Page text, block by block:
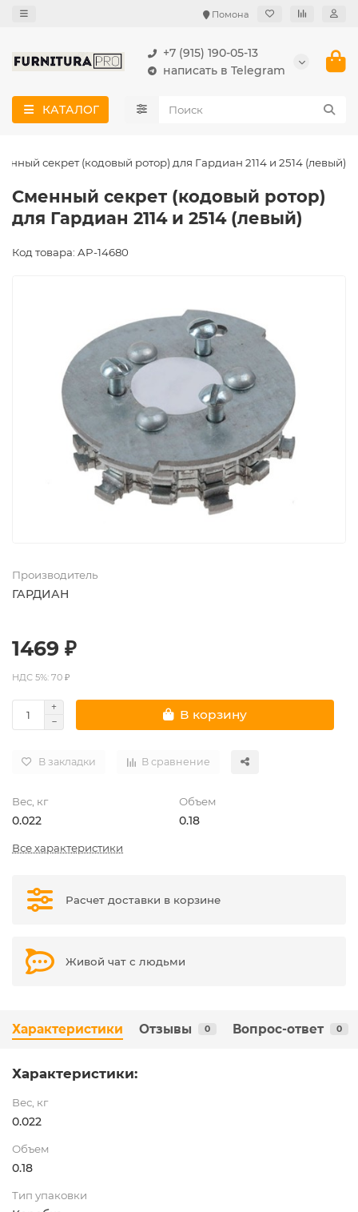
Помона
+7 (915) 190-05-13
написать в Telegram
КАТАЛОГ
секрет (кодовый ротор) для Гардиан 2114 и 2514 (левый)
Сменный секрет (кодовый ротор)
для Гардиан 2114 и 2514 (левый)
Код товара: AP-14680
Производитель
ГАРДИАН
1469 ₽
НДС 5%: 70 ₽
В корзину
В закладки В сравнение
Вес, кг
0.022
Объем
0.18
Все характеристики
Расчет доставки в корзине
Живой чат с людьми
Характеристики Отзывы 0 Вопрос-ответ 0
Характеристики:
Вес, кг
0.022
Объем
0.18
Тип упаковки